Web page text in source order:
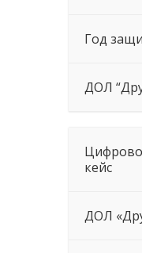
Год
ДОЛ
кейс
ДОЛ